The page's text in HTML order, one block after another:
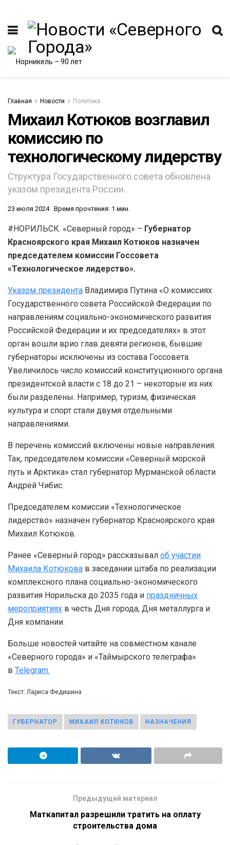
Главная Новости Политика
Михаил Котюков возглавил
комиссию по
технологическому лидерству
Структура Государственного совета обновлена
указом президента России.
23 июля 2024 Время прочтения: 1 мин.
#НОРИЛЬСК. «Северный город» – Губернатор
Красноярского края Михаил Котюков назначен
председателем комиссии Госсовета
«Технологическое лидерство».
Указом президента Владимира Путина «О комиссиях
Государственного совета Российской Федерации по
направлениям социально-экономического развития
Российской Федерации и их председателях» в этот
орган вошли врио глав девяти регионов, бывшие
губернаторы исключены из состава Госсовета.
Увеличилось число комиссий конституционного органа
президентской власти с 18 до 21 – некоторые из них
были разделены. Например, туризм, физическая
культура и спорт стали двумя отдельными
направлениями.
В перечень комиссий включены новые направления.
Так, председателем комиссии «Северный морской
путь и Арктика» стал губернатор Мурманской области
Андрей Чибис.
Председателем комиссии «Технологическое
лидерство» назначен губернатор Красноярского края
Михаил Котюков.
Ранее «Северный город» рассказывал об участии
Михаила Котюкова в заседании штаба по реализации
комплексного плана социально-экономического
развития Норильска до 2035 года и праздничных
мероприятиях в честь Дня города, Дня металлурга и
Дня компании.
Больше новостей читайте на совместном канале
«Северного города» и «Таймырского телеграфа»
в Telegram.
Текст: Лариса Федишина
ГУБЕРНАТОР МИХАИЛ КОТЮКОВ НАЗНАЧЕНИЯ
Предыдущий материал
Маткапитал разрешили тратить на оплату
строительства дома